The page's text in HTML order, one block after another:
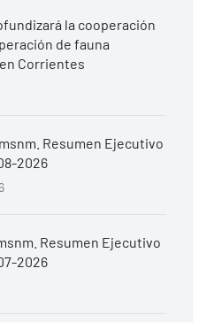
la cooperación
de fauna
Corrientes
Resumen Ejecutivo
2026
Resumen Ejecutivo
2026